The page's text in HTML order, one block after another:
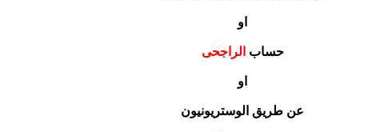
او
حساب الراجحى
او
عن طريق الوستريونيون